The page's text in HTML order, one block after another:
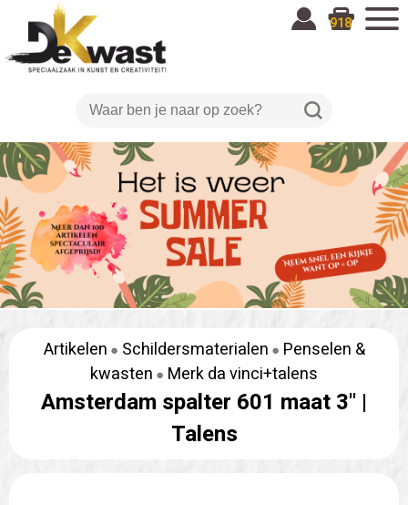
918
Artikelen Schildersmaterialen
Penselen &
kwasten
Merk da vinci+talens
Amsterdam spalter 601 maat 3" |
Talens